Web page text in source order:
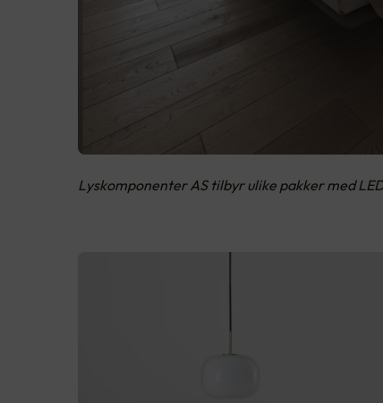
Lyskomponenter AS tilbyr ulike pakker med